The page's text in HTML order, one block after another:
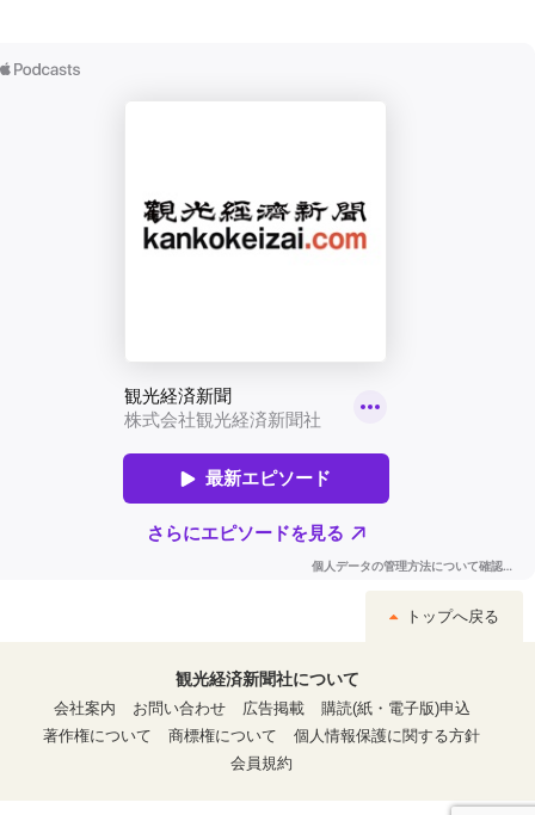
トップへ戻る
観光経済新聞社について
会社案内
お問い合わせ 広告掲載
購読(紙・電子版)申込
著作権について
商標権について
個人情報保護に関する方針
会員規約